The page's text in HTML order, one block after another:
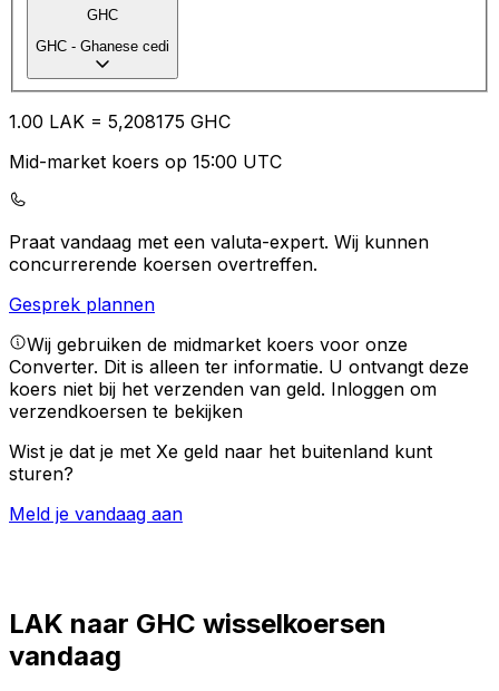
GHC
GHC - Ghanese cedi
1.00 LAK = 5,208175 GHC
Mid-market koers op 15:00 UTC
Praat vandaag met een valuta-expert. Wij kunnen
concurrerende koersen overtreffen.
Gesprek plannen
Wij gebruiken de midmarket koers voor onze
Converter. Dit is alleen ter informatie. U ontvangt deze
koers niet bij het verzenden van geld. Inloggen om
verzendkoersen te bekijken
Wist je dat je met Xe geld naar het buitenland kunt
sturen?
Meld je vandaag aan
LAK naar GHC wisselkoersen
vandaag